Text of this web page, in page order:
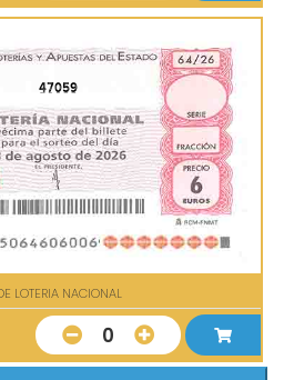
47059
LOTERIA NACIONAL
0